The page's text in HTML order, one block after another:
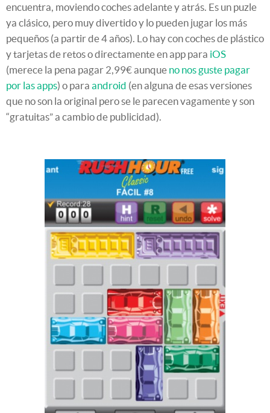
encuentra, moviendo coches adelante y atrás. Es un puzle
ya clásico, pero muy divertido y lo pueden jugar los más
pequeños (a partir de 4 años). Lo hay con coches de plástico
y tarjetas de retos o directamente en app para iOS
(merece la pena pagar 2,99€ aunque no nos guste pagar
por las apps) o para android (en alguna de esas versiones
que no son la original pero se le parecen vagamente y son
“gratuitas” a cambio de publicidad).